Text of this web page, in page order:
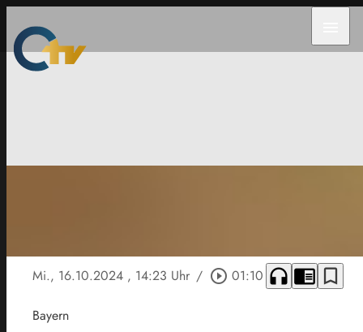
Mi., 16.10.2024 , 14:23 Uhr / play_circle_outline 01:10 headphones chrome_reader_mode bookmark_border
Bayern